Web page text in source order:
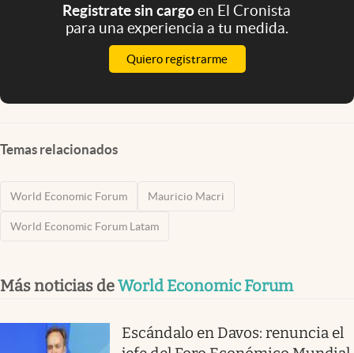
Registrate sin cargoen El Cronista
para una experiencia a tu medida.
Quiero registrarme
Temas relacionados
World Economic Forum Mauricio Macri
World Economic Forum Latam
Más noticias deWorld Economic Forum
Escándalo en Davos: renuncia el